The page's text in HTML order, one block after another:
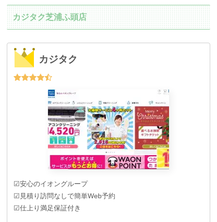
カジタク芝浦ふ頭店
カジタク
☑安心のイオングループ
☑見積り訪問なしで簡単Web予約
☑仕上り満足保証付き